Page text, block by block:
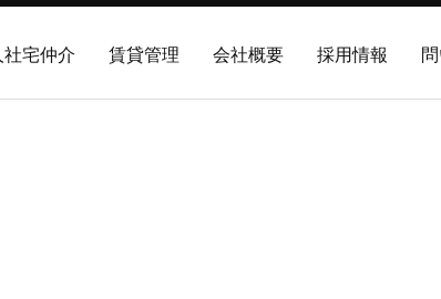
社宅仲介 賃貸管理 会社概要 採用情報